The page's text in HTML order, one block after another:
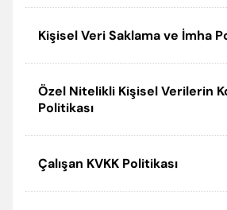
Temel Değerlerimiz
Politikalarımız
Sertifikalar
Vakfımız
Faydalı Bilgiler
Periyodik Bakımda Yapılanlar
Arıza Kodları
Korsan Servis Uyarısı
Kişisel Veri Saklama ve İmha
Özel Nitelikli Kişisel Verilerin
Politikası
Çalışan KVKK Politikası